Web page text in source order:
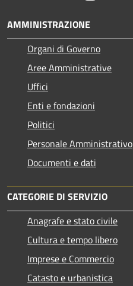
AMMINISTRAZIONE
Organi di Governo
Aree Amministrative
Uffici
Enti e fondazioni
Politici
Personale Amministrativo
Documenti e dati
CATEGORIE DI SERVIZIO
Anagrafe e stato civile
Cultura e tempo libero
Imprese e Commercio
Catasto e urbanistica